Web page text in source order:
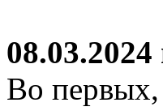
08.03.2024
Во первых,